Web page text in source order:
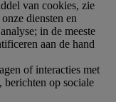
van cookies, zie
diensten en
in de meeste
aan de hand
of interacties met
berichten op sociale